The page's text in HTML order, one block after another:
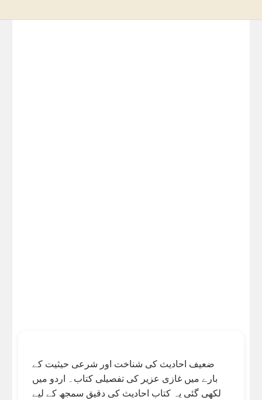
ضعیف احادیث کی شناخت اور شرعی حیثیت کے
بارے میں غازی عزیر کی تفصیلی کتاب۔ اردو میں
لکھی گئی یہ کتاب احادیث کی دقیق سمجھ کے لیے